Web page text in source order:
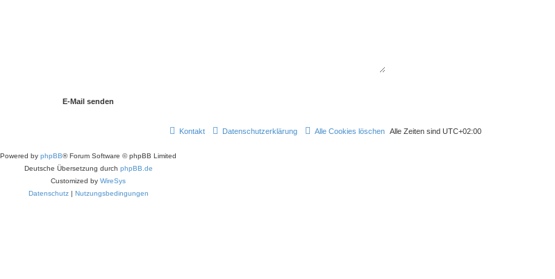
Alle Zeiten sind UTC+02:00
Alle Cookies löschen
Datenschutzerklärung
Kontakt
Powered by phpBB® Forum Software © phpBB Limited
Deutsche Übersetzung durch phpBB.de
Customized by WireSys
Datenschutz| Nutzungsbedingungen